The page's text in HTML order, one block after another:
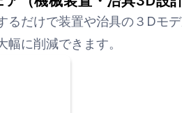
な相対計測
を実現しま
現で確認で
NX、Creoなどの
標準化することで
3DCADビューワ
るだけで装置や治具の３Dモ
に削減できます。